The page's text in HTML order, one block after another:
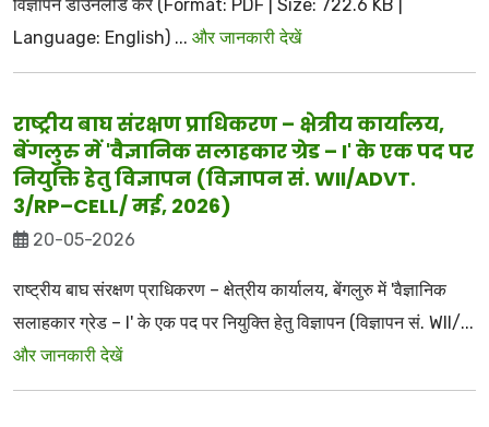
विज्ञापन डाउनलोड करें (Format: PDF | Size: 722.6 KB |
Language: English) ... और जानकारी देखें
राष्ट्रीय बाघ संरक्षण प्राधिकरण – क्षेत्रीय कार्यालय,
बेंगलुरु में 'वैज्ञानिक सलाहकार ग्रेड – I' के एक पद पर
नियुक्ति हेतु विज्ञापन (विज्ञापन सं. WII/ADVT.
3/RP–CELL/ मई, 2026)
20-05-2026
राष्ट्रीय बाघ संरक्षण प्राधिकरण – क्षेत्रीय कार्यालय, बेंगलुरु में 'वैज्ञानिक
सलाहकार ग्रेड – I' के एक पद पर नियुक्ति हेतु विज्ञापन (विज्ञापन सं. WII/...
और जानकारी देखें